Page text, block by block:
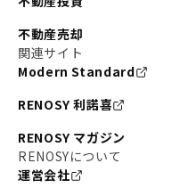
不動産売却
関連サイト
Modern Standard
RENOSY 利諾喜
RENOSY マガジン
RENOSYについて
運営会社